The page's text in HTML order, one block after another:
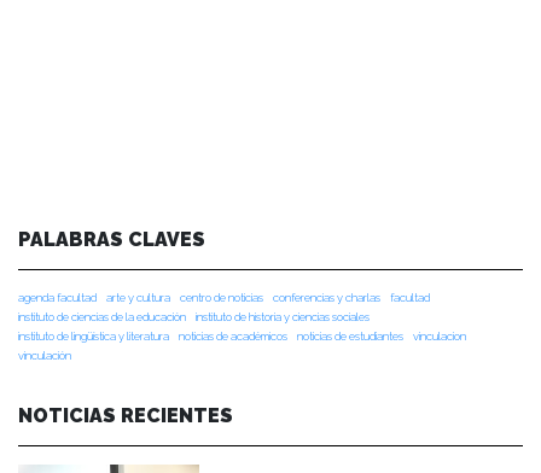
PALABRAS CLAVES
agenda facultad arte y cultura centro de noticias conferencias y charlas
facultad
instituto de ciencias de la educación
instituto de historia y ciencias sociales
instituto de lingüística y literatura
noticias de académicos noticias de estudiantes
vinculacion
vinculación
NOTICIAS RECIENTES